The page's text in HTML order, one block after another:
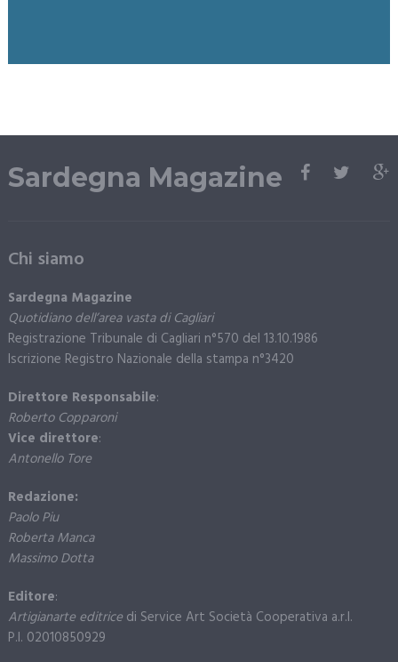
Sardegna Magazine
Chi siamo
Sardegna Magazine
Quotidiano dell’area vasta di Cagliari
Registrazione Tribunale di Cagliari n°570 del 13.10.1986
Iscrizione Registro Nazionale della stampa n°3420
Direttore Responsabile:
Roberto Copparoni
Vice direttore:
Antonello Tore
Redazione:
Paolo Piu
Roberta Manca
Massimo Dotta
Editore:
Artigianarte editricedi Service Art Società Cooperativa a.r.l.
P.I. 02010850929